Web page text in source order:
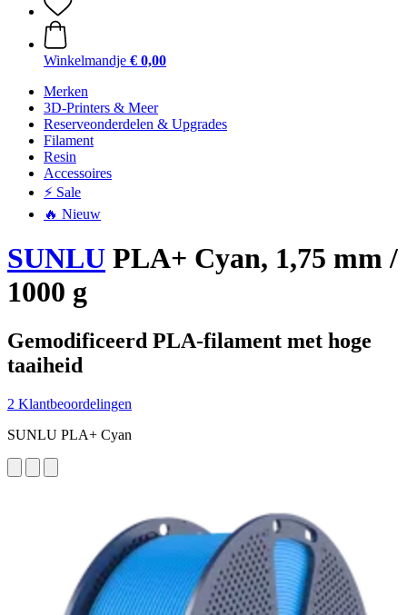
Winkelmandje € 0,00
Merken
3D-Printers & Meer
Reserveonderdelen & Upgrades
Filament
Resin
Accessoires
⚡ Sale
🔥 Nieuw
SUNLU PLA+ Cyan, 1,75 mm /
1000 g
Gemodificeerd PLA-filament met hoge
taaiheid
2 Klantbeoordelingen
SUNLU PLA+ Cyan